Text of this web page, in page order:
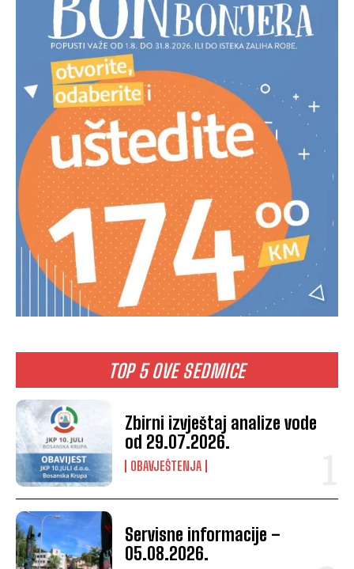
TOP 5 OVE SEDMICE
Zbirni izvještaj analize vode
od 29.07.2026.
OBAVJEŠTENJA
Servisne informacije –
05.08.2026.